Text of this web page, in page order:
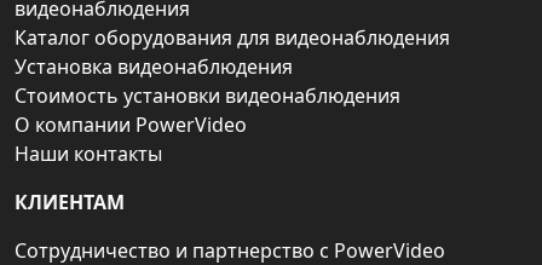
видеонаблюдения
Каталог оборудования для видеонаблюдения
Установка видеонаблюдения
Стоимость установки видеонаблюдения
О компании PowerVideo
Наши контакты
КЛИЕНТАМ
Сотрудничество и партнерство с PowerVideo